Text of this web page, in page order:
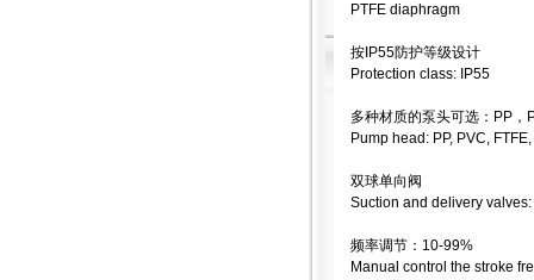
PTFE diaphragm
按IP55防护等级设计
Protection class: IP55
多种材质的泵头可选：PP，
Pump head: PP, PVC,
双球单向阀
Suction and delivery
频率调节：10-99%
Manual control the stroke